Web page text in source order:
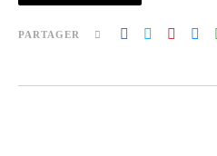
PARTAGER